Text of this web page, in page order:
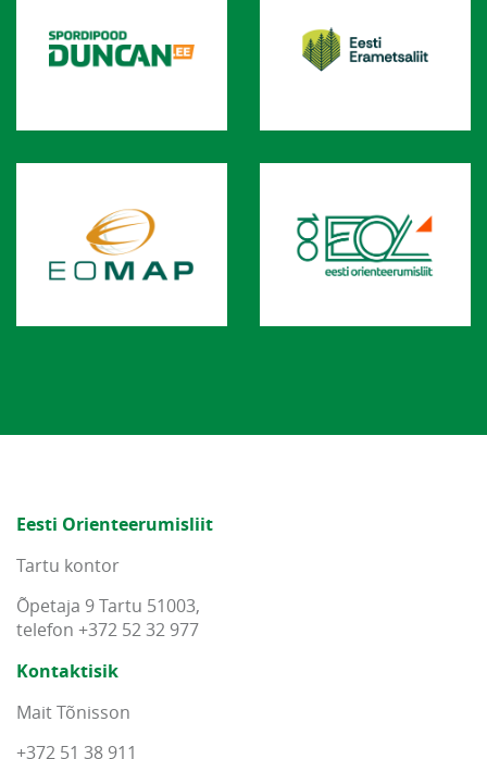
Eesti Orienteerumisliit
Tartu kontor
Õpetaja 9 Tartu 51003,
telefon +372 52 32 977
Kontaktisik
Mait Tõnisson
+372 51 38 911